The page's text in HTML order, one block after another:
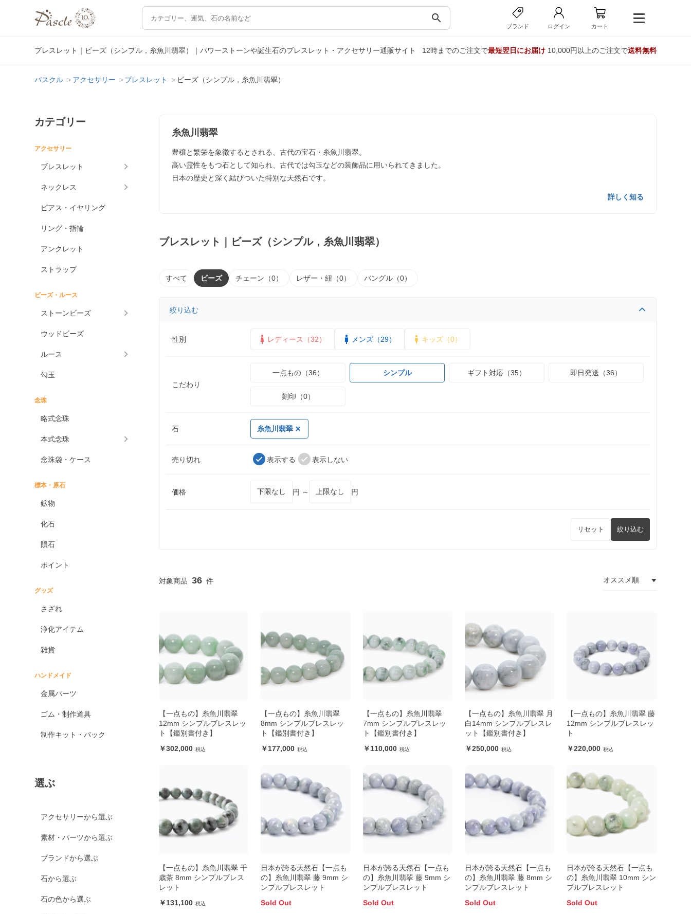
search
ブランド ログイン カート
ブレスレット｜ビーズ（シンプル，糸魚川翡翠）｜パワーストーンや誕生石のブレスレット・アクセサリー通販サイト 12時までのご注文で最短翌日にお届け10,000円以上のご注文で送料無料
パスクル アクセサリー ブレスレット ビーズ（シンプル，糸魚川翡翠）
カテゴリー
アクセサリー
ブレスレット
ネックレス
ピアス・イヤリング
リング・指輪
アンクレット
ストラップ
ビーズ・ルース
ストーンビーズ
ウッドビーズ
ルース
勾玉
念珠
略式念珠
本式念珠
念珠袋・ケース
標本・原石
鉱物
化石
隕石
ポイント
グッズ
さざれ
浄化アイテム
雑貨
ハンドメイド
金属パーツ
ゴム・制作道具
制作キット・パック
選ぶ
アクセサリーから選ぶ
素材・パーツから選ぶ
ブランドから選ぶ
石から選ぶ
石の色から選ぶ
糸魚川翡翠
豊穣と繁栄を象徴するとされる、古代の宝石・糸魚川翡翠。
高い霊性をもつ石として知られ、古代では勾玉などの装飾品に用いられてきました。
日本の歴史と深く結びついた特別な天然石です。
詳しく知る
ブレスレット｜ビーズ（シンプル，糸魚川翡翠）
すべて ビーズ チェーン（0） レザー・紐（0） バングル（0）
絞り込む
性別 レディース（32） メンズ（29） キッズ（0）
こだわり
一点もの（36） シンプル ギフト対応（35） 即日発送（36）
刻印（0）
石 糸魚川翡翠
売り切れ 表示する 表示しない
価格 円 ～ 円
リセット 絞り込む
36
【一点もの】糸魚川翡翠
12mm シンプルブレスレッ
ト【鑑別書付き】
302,000
【一点もの】糸魚川翡翠
8mm シンプルブレスレッ
ト【鑑別書付き】
177,000
【一点もの】糸魚川翡翠
7mm シンプルブレスレッ
ト【鑑別書付き】
110,000
【一点もの】糸魚川翡翠 月
白14mm シンプルブレスレ
ット【鑑別書付き】
250,000
【一点もの】糸魚川翡翠 藤
12mm シンプルブレスレッ
ト
220,000
【一点もの】糸魚川翡翠 千
歳茶 8mm シンプルブレス
レット
131,100
日本が誇る天然石【一点も
の】糸魚川翡翠 藤 9mm シ
ンプルブレスレット
Sold Out
日本が誇る天然石【一点も
の】糸魚川翡翠 藤 9mm シ
ンプルブレスレット
Sold Out
日本が誇る天然石【一点も
の】糸魚川翡翠 藤 8mm シ
ンプルブレスレット
Sold Out
日本が誇る天然石【一点も
の】糸魚川翡翠 10mm シン
プルブレスレット
Sold Out